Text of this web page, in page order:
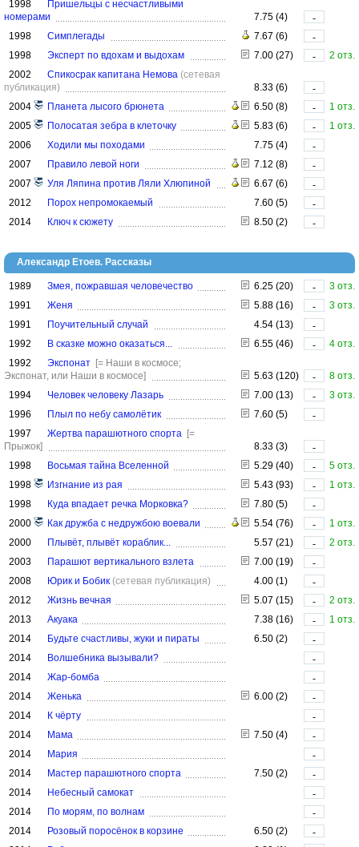
1998
Пришельцы с несчастливыми
номерами
7.75 (4)
-
1998
Симплегады 7.67 (6)
-
1998
Эксперт по вдохам и выдохам 7.00 (27) -
2 отз.
2002
Спикосрак капитана Немова (сетевая
публикация)
8.33 (6)
-
2004
Планета лысого брюнета 6.50 (8) -
1 отз.
2005
Полосатая зебра в клеточку 5.83 (6) -
1 отз.
2006
Ходили мы походами 7.75 (4)
-
2007
Правило левой ноги 7.12 (8)
-
2007
Уля Ляпина против Ляли Хлюпиной 6.67 (6)
-
2012
Порох непромокаемый 7.60 (5)
-
2014
Ключ к сюжету 8.50 (2) -
Александр Етоев. Рассказы
1989 Змея, пожравшая человечество 6.25 (20) -
3 отз.
1991
Женя 5.88 (16) -
3 отз.
1991
Поучительный случай 4.54 (13)
-
1992
В сказке можно оказаться... 6.55 (46) -
4 отз.
1992
Экспонат [= Наши в космосе;
Экспонат, или Наши в космосе]
5.63 (120) -
8 отз.
1994
Человек человеку Лазарь 7.00 (13) -
3 отз.
1996
Плыл по небу самолётик 7.60 (5)
-
1997
Жертва парашютного спорта [=
Прыжок]
8.33 (3)
-
1998
Восьмая тайна Вселенной 5.29 (40) -
5 отз.
1998
Изгнание из рая 5.43 (93) -
1 отз.
1998
Куда впадает речка Морковка? 7.80 (5)
-
2000
Как дружба с недружбою воевали 5.54 (76) -
1 отз.
2000
Плывёт, плывёт кораблик... 5.57 (21) -
2 отз.
2003
Парашют вертикального взлета 7.00 (19)
-
2008
Юрик и Бобик (сетевая публикация) 4.00 (1)
-
2012
Жизнь вечная 5.07 (15) -
2 отз.
2013
Акуака 7.38 (16) -
1 отз.
2014
Будьте счастливы, жуки и пираты 6.50 (2)
-
2014
Волшебника вызывали?
-
2014
Жар-бомба
-
2014
Женька 6.00 (2)
-
2014
К чёрту
-
2014
Мама 7.50 (4)
-
2014
Мария
-
2014
Мастер парашютного спорта 7.50 (2)
-
2014
Небесный самокат
-
2014
По морям, по волнам
-
2014
Розовый поросёнок в корзине 6.50 (2)
-